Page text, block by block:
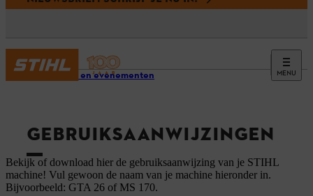
MENU
Service en evenementen
GEBRUIKSAANWIJZINGEN
Bekijk of download hier de gebruiksaanwijzing van je STIHL
machine! Vul gewoon de naam van je machine hieronder in.
Bijvoorbeeld: GTA 26 of MS 170.